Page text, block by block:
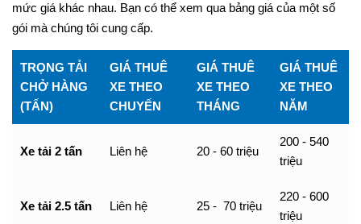
mức giá khác nhau. Bạn có thể xem qua bảng giá của một số
gói mà chúng tôi cung cấp.
TRỌNG TẢI
CHỞ HÀNG
(TẤN)
GIÁ THUÊ
XE THEO
CHUYẾN
GIÁ THUÊ
XE THEO
THÁNG
GIÁ THUÊ
XE THEO
NĂM
Xe tải 2 tấn Liên hệ 20 - 60 triệu
200 - 540
triệu
Xe tải 2.5 tấn Liên hệ 25 - 70 triệu
220 - 600
triệu